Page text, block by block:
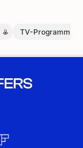
TV-Programm